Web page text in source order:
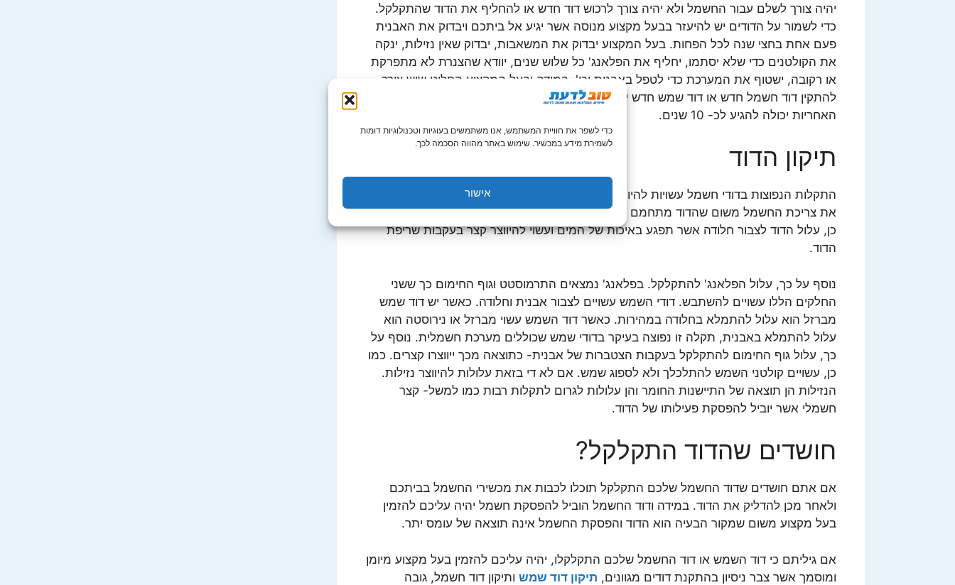
כדי לשפר את חוויית המשתמש, אנו משתמשים בעוגיות וטכנולוגיות דומות
לשמירת מידע במכשיר. שימוש באתר מהווה הסכמה לכך.
אישור
יהיה צורך לשלם עבור החשמל ולא יהיה צורך לרכוש דוד חדש או להחליף את הדוד שהתקלקל.
כדי לשמור על הדודים יש להיעזר בבעל מקצוע מנוסה אשר יגיע אל ביתכם ויבדוק את האבנית
פעם אחת בחצי שנה לכל הפחות. בעל המקצוע יבדוק את המשאבות, יבדוק שאין נזילות, ינקה
את הקולטנים כדי שלא יסתמו, יחליף את הפלאנג' כל שלוש שנים, יוודא שהצנרת לא מתפרקת
או רקובה, ישטוף את המערכת כדי לטפל באבנית וכו'. במידה ובעל המקצוע החליט שיש צורך
להתקין דוד חשמל חדש או דוד שמש חדש יהיה עליכם לבדוק האם ההתקנה מלווה באחריות.
האחריות יכולה להגיע לכ- 10 שנים.
תיקון הדוד
התקלות הנפוצות בדודי חשמל עשויות להיות תוצאה של שחיקה והצטברות אבנית אשר מגבירה
את צריכת החשמל משום שהדוד מתחמם באופן איטי יותר ועקב כך מעלה את ההוצאות. כמו
כן, עלול הדוד לצבור חלודה אשר תפגע באיכות של המים ועשוי להיווצר קצר בעקבות שריפת
הדוד.
נוסף על כך, עלול הפלאנג' להתקלקל. בפלאנג' נמצאים התרמוסטט וגוף החימום כך ששני
החלקים הללו עשויים להשתבש. דודי השמש עשויים לצבור אבנית וחלודה. כאשר יש דוד שמש
מברזל הוא עלול להתמלא בחלודה במהירות. כאשר דוד השמש עשוי מברזל או נירוסטה הוא
עלול להתמלא באבנית, תקלה זו נפוצה בעיקר בדודי שמש שכוללים מערכת חשמלית. נוסף על
כך, עלול גוף החימום להתקלקל בעקבות הצטברות של אבנית- כתוצאה מכך ייווצרו קצרים. כמו
כן, עשויים קולטני השמש להתלכלך ולא לספוג שמש. אם לא די בזאת עלולות להיווצר נזילות.
הנזילות הן תוצאה של התיישנות החומר והן עלולות לגרום לתקלות רבות כמו למשל- קצר
חשמלי אשר יוביל להפסקת פעילותו של הדוד.
חושדים שהדוד התקלקל?
אם אתם חושדים שדוד החשמל שלכם התקלקל תוכלו לכבות את מכשירי החשמל בביתכם
ולאחר מכן להדליק את הדוד. במידה ודוד החשמל הוביל להפסקת חשמל יהיה עליכם להזמין
בעל מקצוע משום שמקור הבעיה הוא הדוד והפסקת החשמל אינה תוצאה של עומס יתר.
אם גיליתם כי דוד השמש או דוד החשמל שלכם התקלקלו, יהיה עליכם להזמין בעל מקצוע מיומן
ומוסמך אשר צבר ניסיון בהתקנת דודים מגוונים, תיקון דוד שמש ותיקון דוד חשמל, גובה